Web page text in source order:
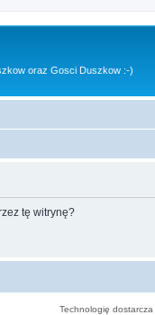
oraz Gosci Duszkow :-)
tę witrynę?
Technologię dostarcza